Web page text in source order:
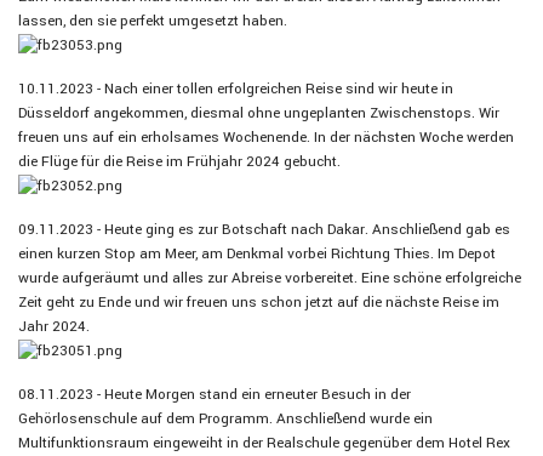
lassen, den sie perfekt umgesetzt haben.
10.11.2023 - Nach einer tollen erfolgreichen Reise sind wir heute in
Düsseldorf angekommen, diesmal ohne ungeplanten Zwischenstops. Wir
freuen uns auf ein erholsames Wochenende. In der nächsten Woche werden
die Flüge für die Reise im Frühjahr 2024 gebucht.
09.11.2023 - Heute ging es zur Botschaft nach Dakar. Anschließend gab es
einen kurzen Stop am Meer, am Denkmal vorbei Richtung Thies. Im Depot
wurde aufgeräumt und alles zur Abreise vorbereitet. Eine schöne erfolgreiche
Zeit geht zu Ende und wir freuen uns schon jetzt auf die nächste Reise im
Jahr 2024.
08.11.2023 - Heute Morgen stand ein erneuter Besuch in der
Gehörlosenschule auf dem Programm. Anschließend wurde ein
Multifunktionsraum eingeweiht in der Realschule gegenüber dem Hotel Rex